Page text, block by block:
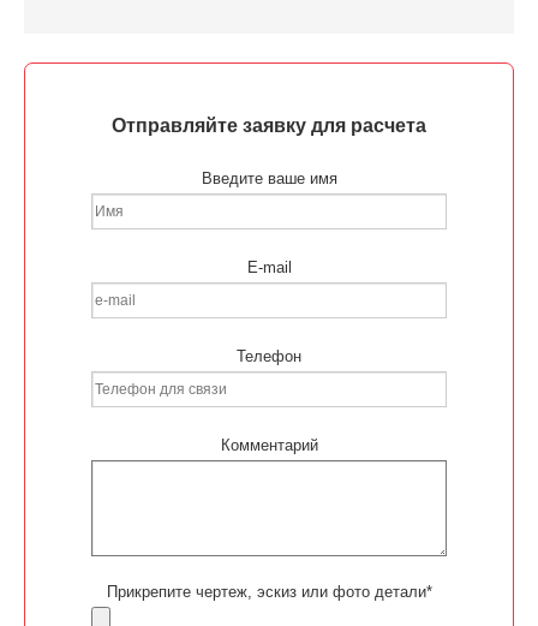
Отправляйте заявку для расчета
Введите ваше имя
E-mail
Телефон
Комментарий
Прикрепите чертеж, эскиз или фото детали*